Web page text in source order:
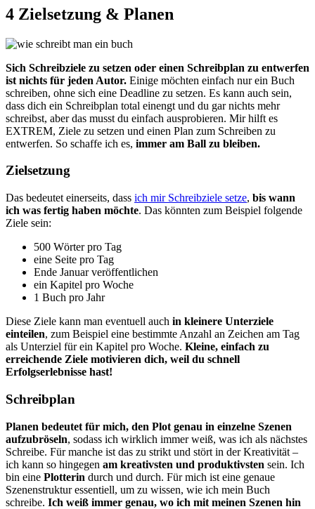
4 Zielsetzung & Planen
Sich Schreibziele zu setzen oder einen Schreibplan zu entwerfen
ist nichts für jeden Autor. Einige möchten einfach nur ein Buch
schreiben, ohne sich eine Deadline zu setzen. Es kann auch sein,
dass dich ein Schreibplan total einengt und du gar nichts mehr
schreibst, aber das musst du einfach ausprobieren. Mir hilft es
EXTREM, Ziele zu setzen und einen Plan zum Schreiben zu
entwerfen. So schaffe ich es, immer am Ball zu bleiben.
Zielsetzung
Das bedeutet einerseits, dass ich mir Schreibziele setze, bis wann
ich was fertig haben möchte. Das könnten zum Beispiel folgende
Ziele sein:
500 Wörter pro Tag
eine Seite pro Tag
Ende Januar veröffentlichen
ein Kapitel pro Woche
1 Buch pro Jahr
Diese Ziele kann man eventuell auch in kleinere Unterziele
einteilen, zum Beispiel eine bestimmte Anzahl an Zeichen am Tag
als Unterziel für ein Kapitel pro Woche. Kleine, einfach zu
erreichende Ziele motivieren dich, weil du schnell
Erfolgserlebnisse hast!
Schreibplan
Planen bedeutet für mich, den Plot genau in einzelne Szenen
aufzubröseln, sodass ich wirklich immer weiß, was ich als nächstes
Schreibe. Für manche ist das zu strikt und stört in der Kreativität –
ich kann so hingegen am kreativsten und produktivsten sein. Ich
bin eine Plotterin durch und durch. Für mich ist eine genaue
Szenenstruktur essentiell, um zu wissen, wie ich mein Buch
schreibe. Ich weiß immer genau, wo ich mit meinen Szenen hin